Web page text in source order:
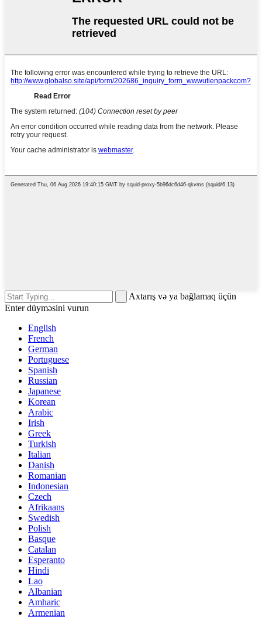
Axtarış və ya bağlamaq üçün
Enter düyməsini vurun
English
French
German
Portuguese
Spanish
Russian
Japanese
Korean
Arabic
Irish
Greek
Turkish
Italian
Danish
Romanian
Indonesian
Czech
Afrikaans
Swedish
Polish
Basque
Catalan
Esperanto
Hindi
Lao
Albanian
Amharic
Armenian